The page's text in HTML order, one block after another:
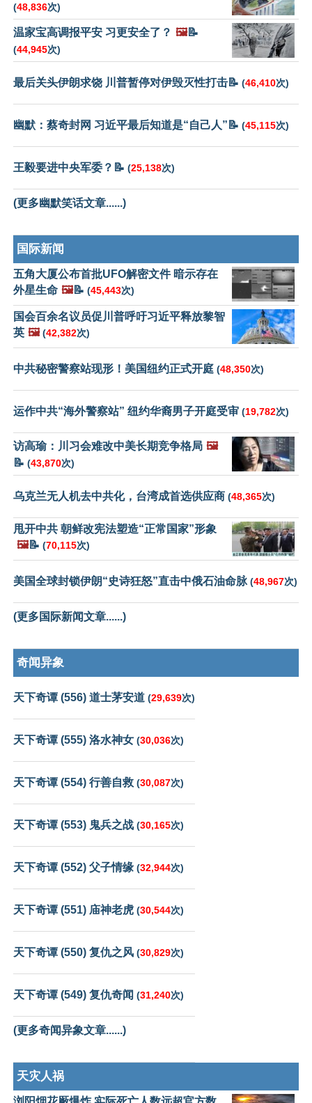
(48,836次)
温家宝高调报平安 习更安全了？ 🖼️📝
(44,945次)
最后关头伊朗求饶 川普暂停对伊毁灭性打击📝 (46,410次)
幽默：蔡奇封网 习近平最后知道是“自己人”📝 (45,115次)
王毅要进中央军委？📝 (25,138次)
(更多幽默笑话文章......)
国际新闻
五角大厦公布首批UFO解密文件 暗示存在
外星生命 🖼️📝 (45,443次)
国会百余名议员促川普呼吁习近平释放黎智
英 🖼️ (42,382次)
中共秘密警察站现形！美国纽约正式开庭 (48,350次)
运作中共“海外警察站” 纽约华裔男子开庭受审 (19,782次)
访高瑜：川习会难改中美长期竞争格局 🖼️
📝 (43,870次)
乌克兰无人机去中共化，台湾成首选供应商 (48,365次)
甩开中共 朝鲜改宪法塑造“正常国家”形象
🖼️📝 (70,115次)
美国全球封锁伊朗“史诗狂怒”直击中俄石油命脉 (48,967次)
(更多国际新闻文章......)
奇闻异象
天下奇谭 (556) 道士茅安道 (29,639次)
天下奇谭 (555) 洛水神女 (30,036次)
天下奇谭 (554) 行善自救 (30,087次)
天下奇谭 (553) 鬼兵之战 (30,165次)
天下奇谭 (552) 父子情缘 (32,944次)
天下奇谭 (551) 庙神老虎 (30,544次)
天下奇谭 (550) 复仇之风 (30,829次)
天下奇谭 (549) 复仇奇闻 (31,240次)
(更多奇闻异象文章......)
天灾人祸